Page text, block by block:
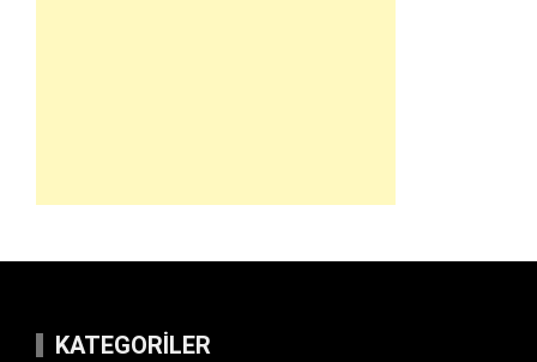
KATEGORILER